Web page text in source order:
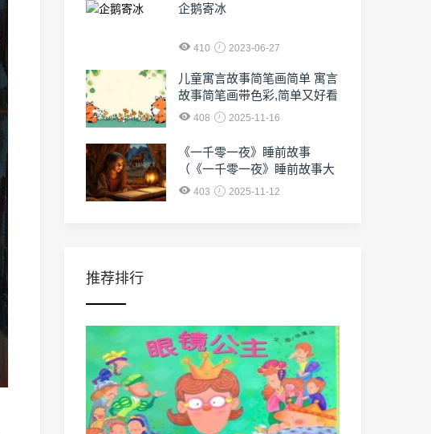
企鹅寄冰
410 2023-06-27
儿童寓言故事简笔画简单 寓言
故事简笔画带色彩,简单又好看
408 2025-11-16
《一千零一夜》睡前故事
（《一千零一夜》睡前故事大
全）403 2025-11-12
推荐排行